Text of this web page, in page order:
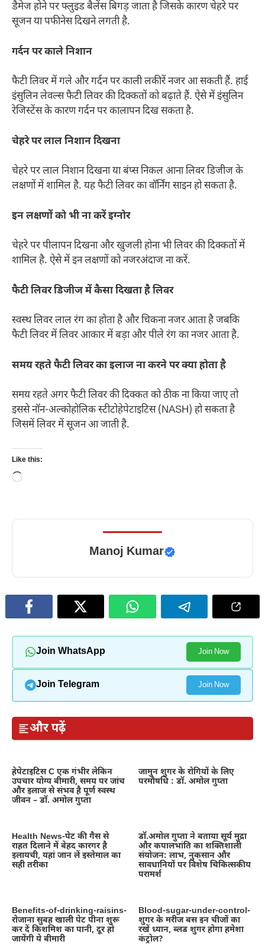
डैमेज होने पर फ्लुइड बैलेंस बिगड़ जाता है जिसके कारण चेहरे पर
सूजन या पफीनेस दिखने लगती है.
गर्दन पर काले निशान
फैटी लिवर में गले और गर्दन पर काली लकीरें नजर आ सकती हैं. हाई
इंसुलिन लेवल्स फैटी लिवर की दिक्कतों को बढ़ाते हैं. ऐसे में इंसुलिन
रेजिस्टेंस के कारण गर्दन पर कालापन दिख सकता है.
चेहरे पर लाल निशान दिखना
चेहरे पर लाल निशान दिखना या बंप्स निकल आना लिवर डिजीज के
लक्षणों में शामिल है. यह फैटी लिवर का वॉर्निंग साइन हो सकता है.
इन लक्षणों को भी ना करें इग्नोर
चेहरे पर पीलापन दिखना और खुजली होना भी लिवर की दिक्कतों में
शामिल है. ऐसे में इन लक्षणों को नजरअंदाज ना करें.
फैटी लिवर डिजीज में कैसा दिखता है लिवर
स्वस्थ लिवर लाल रंग का होता है और चिकना नजर आता है जबकि
फैटी लिवर में लिवर आकार में बड़ा और पीले रंग का नजर आता है.
समय रहते फैटी लिवर का इलाज ना करने पर क्या होता है
समय रहते अगर फैटी लिवर की दिक्कत को ठीक ना किया जाए तो
इससे नॉन-अल्कोहोलिक स्टीटोहेपेटाइटिस (NASH) हो सकता है
जिसमें लिवर में सूजन आ जाती है.
Like this:
Loading…
Manoj Kumar
Join WhatsApp Join Now
Join Telegram Join Now
और पढ़ें
हेपेटाइटिस C एक गंभीर लेकिन
उपचार योग्य बीमारी, समय पर जांच
और इलाज से संभव है पूर्ण स्वस्थ
जीवन – डॉ. अमोल गुप्ता
जामुन शुगर के रोगियों के लिए
परमौषधि : डॉ. अमोल गुप्ता
Health News-पेट की गैस से
राहत दिलाने में बेहद कारगर है
इलायची, यहां जान लें इस्तेमाल का
सही तरीका
डॉ.अमोल गुप्ता ने बताया सूर्य मुद्रा
और कपालभांति का शक्तिशाली
संयोजन: लाभ, नुकसान और
सावधानियों पर विशेष चिकित्सकीय
परामर्श
Benefits-of-drinking-raisins-
रोजाना सुबह खाली पेट पीना शुरू
कर दें किशमिश का पानी, दूर हो
जायेंगी ये बीमारी
Blood-sugar-under-control-
शुगर के मरीज बस इन चीजों का
रखें ध्यान, ब्लड शुगर होगा हमेशा
कंट्रोल?